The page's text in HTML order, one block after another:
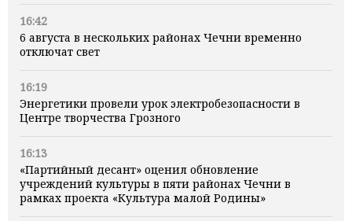
16:42
6 августа в нескольких районах Чечни временно
отключат свет
16:19
Энергетики провели урок электробезопасности в
Центре творчества Грозного
16:13
«Партийный десант» оценил обновление
учреждений культуры в пяти районах Чечни в
рамках проекта «Культура малой Родины»